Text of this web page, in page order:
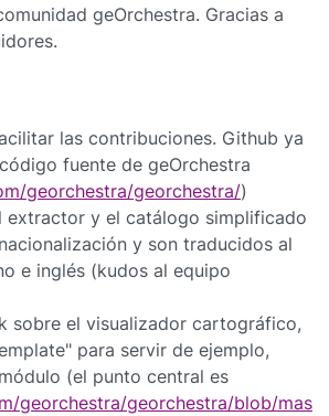
geOrchestra. Gracias a
las contribuciones. Github ya
fuente de geOrchestra
georchestra/georchestra/)
extractor y el catálogo simplificado
y son traducidos al
e inglés (kudos al equipo
sobre el visualizador cartográfico,
para servir de ejemplo,
(el punto central es
georchestra/georchestra/blob/mas